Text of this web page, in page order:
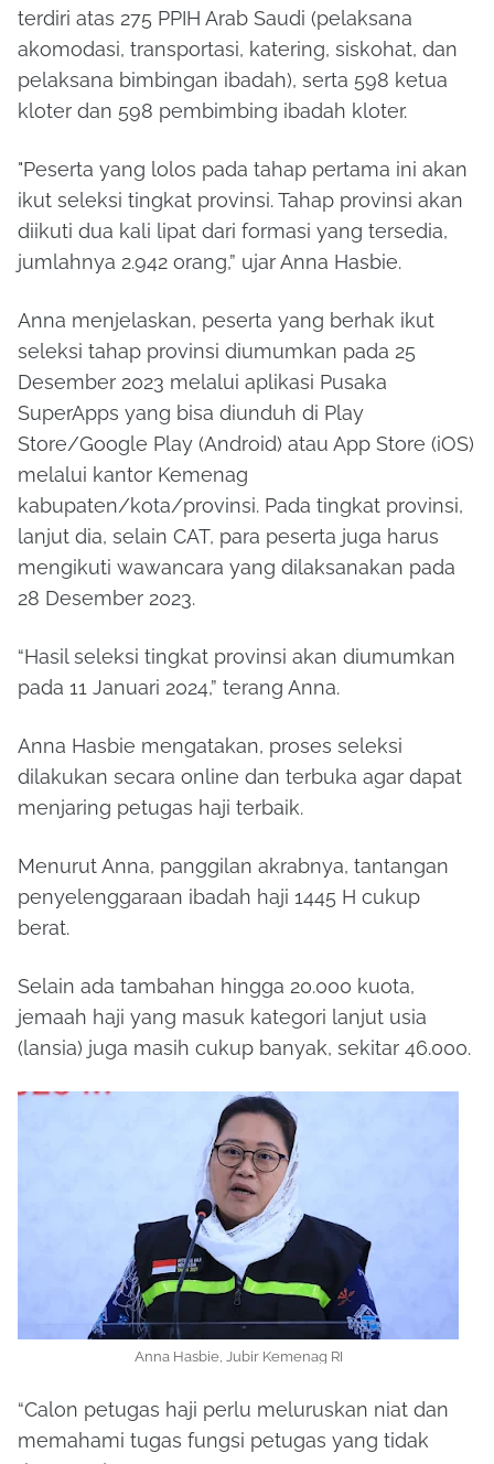
terdiri atas 275 PPIH Arab Saudi (pelaksana
akomodasi, transportasi, katering, siskohat, dan
pelaksana bimbingan ibadah), serta 598 ketua
kloter dan 598 pembimbing ibadah kloter.
"Peserta yang lolos pada tahap pertama ini akan
ikut seleksi tingkat provinsi. Tahap provinsi akan
diikuti dua kali lipat dari formasi yang tersedia,
jumlahnya 2.942 orang,” ujar Anna Hasbie.
Anna menjelaskan, peserta yang berhak ikut
seleksi tahap provinsi diumumkan pada 25
Desember 2023 melalui aplikasi Pusaka
SuperApps yang bisa diunduh di Play
Store/Google Play (Android) atau App Store (iOS)
melalui kantor Kemenag
kabupaten/kota/provinsi. Pada tingkat provinsi,
lanjut dia, selain CAT, para peserta juga harus
mengikuti wawancara yang dilaksanakan pada
28 Desember 2023.
“Hasil seleksi tingkat provinsi akan diumumkan
pada 11 Januari 2024,” terang Anna.
Anna Hasbie mengatakan, proses seleksi
dilakukan secara online dan terbuka agar dapat
menjaring petugas haji terbaik.
Menurut Anna, panggilan akrabnya, tantangan
penyelenggaraan ibadah haji 1445 H cukup
berat.
Selain ada tambahan hingga 20.000 kuota,
jemaah haji yang masuk kategori lanjut usia
(lansia) juga masih cukup banyak, sekitar 46.000.
Anna Hasbie, Jubir Kemenag RI
“Calon petugas haji perlu meluruskan niat dan
memahami tugas fungsi petugas yang tidak